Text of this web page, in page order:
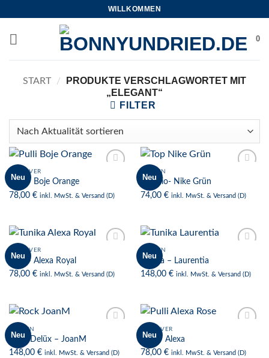
springen
WILLKOMMEN
0
START /
PRODUKTE VERSCHLAGWORTET MIT
„ELEGANT“
FILTER
Neu
PULLOVER
Pulli – Boje Orange
78,00 € inkl. MwSt. & Versand (D)
Neu
FRAUEN
Top Bio- Nike Grün
74,00 € inkl. MwSt. & Versand (D)
Neu
PULLOVER
Pulli – Alexa Royal
78,00 € inkl. MwSt. & Versand (D)
Neu
FRAUEN
Tunika – Laurentia
148,00 € inkl. MwSt. & Versand (D)
Neu
Wunschliste
FRAUEN
Rock Delüx – JoanM
148,00 € inkl. MwSt. & Versand (D)
Neu
PULLOVER
Pulli – Alexa
78,00 € inkl. MwSt. & Versand (D)